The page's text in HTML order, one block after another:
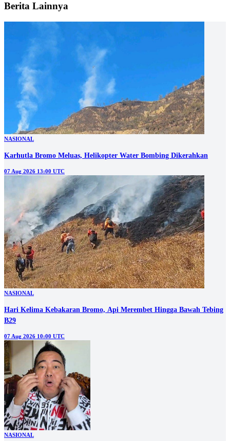
Berita Lainnya
NASIONAL
Karhutla Bromo Meluas, Helikopter Water Bombing Dikerahkan
07 Aug 2026 13:00 UTC
NASIONAL
Hari Kelima Kebakaran Bromo, Api Merembet Hingga Bawah Tebing
B29
07 Aug 2026 10:00 UTC
NASIONAL